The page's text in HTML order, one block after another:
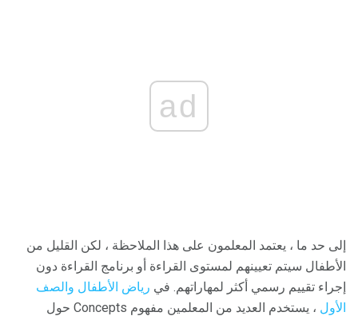
ad
إلى حد ما ، يعتمد المعلمون على هذا الملاحظة ، لكن القليل من
الأطفال سيتم تعيينهم لمستوى القراءة أو برنامج القراءة دون
إجراء تقييم رسمي أكثر لمهاراتهم. في رياض الأطفال والصف
الأول
، يستخدم العديد من المعلمين مفهوم Concepts حول